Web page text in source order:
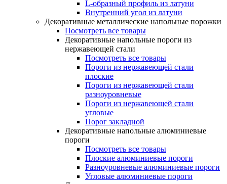
L-образный профиль из латуни
Внутренний угол из латуни
Декоративные металлические напольные порожки
Посмотреть все товары
Декоративные напольные пороги из
нержавеющей стали
Посмотреть все товары
Пороги из нержавеющей стали
плоские
Пороги из нержавеющей стали
разноуровневые
Пороги из нержавеющей стали
угловые
Порог закладной
Декоративные напольные алюминиевые
пороги
Посмотреть все товары
Плоские алюминиевые пороги
Разноуровневые алюминиевые пороги
Угловые алюминиевые пороги